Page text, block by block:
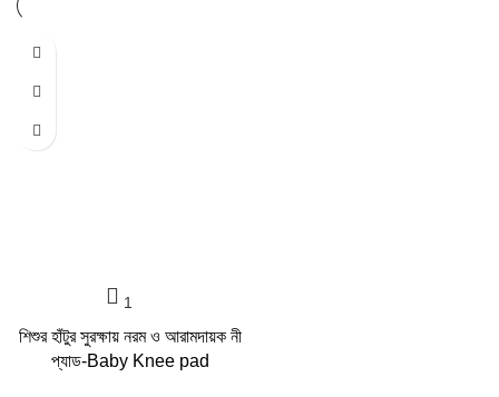
শিশুর হাঁটুর সুরক্ষায় নরম ও আরামদায়ক নী
প্যাড-Baby Knee pad